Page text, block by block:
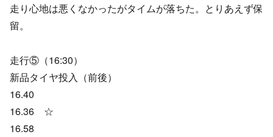
走り心地は悪くなかったがタイムが落ちた。とりあえず保
留。
走行⑤（16:30）
新品タイヤ投入（前後）
16.40
16.36 ☆
16.58